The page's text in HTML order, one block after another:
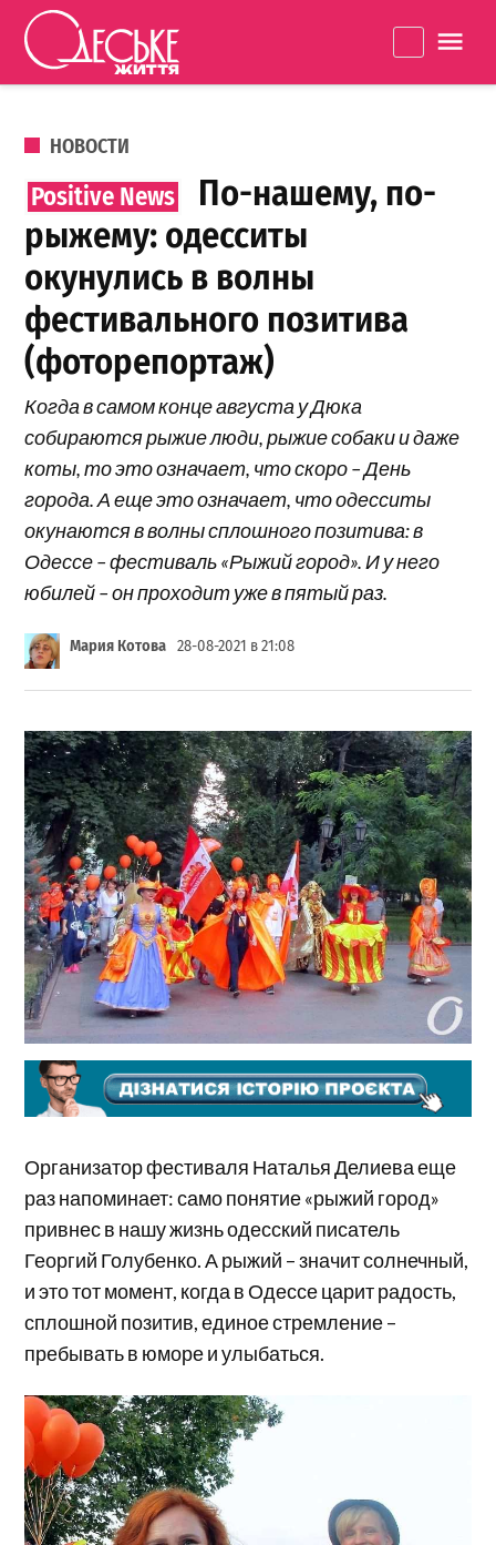
Перейти к содержанию
життя
ОПУБЛИКОВАНО В
НОВОСТИ
По-нашему, по-
рыжему: одесситы
окунулись в волны
фестивального позитива
(фоторепортаж)
Когда в самом конце августа у Дюка
собираются рыжие люди, рыжие собаки и даже
коты, то это означает, что скоро – День
города. А еще это означает, что одесситы
окунаются в волны сплошного позитива: в
Одессе – фестиваль «Рыжий город». И у него
юбилей – он проходит уже в пятый раз.
Мария Котова 28-08-2021 в 21:08
Организатор фестиваля Наталья Делиева еще
раз напоминает: само понятие «рыжий город»
привнес в нашу жизнь одесский писатель
Георгий Голубенко. А рыжий – значит солнечный,
и это тот момент, когда в Одессе царит радость,
сплошной позитив, единое стремление –
пребывать в юморе и улыбаться.